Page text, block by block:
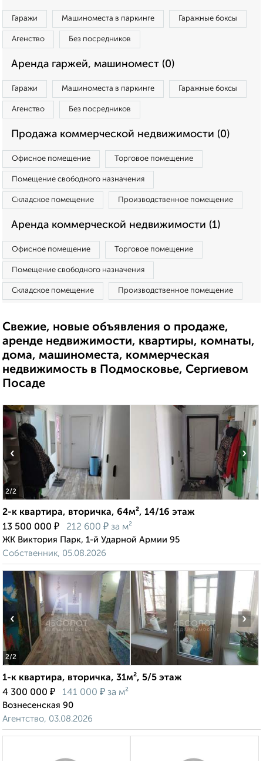
Гаражи Машиноместа в паркинге Гаражные боксы
Агенство Без посредников
Аренда гаржей, машиномест (0)
Гаражи Машиноместа в паркинге Гаражные боксы
Агенство Без посредников
Продажа коммерческой недвижимости (0)
Офисное помещение Торговое помещение
Помещение свободного назначения
Складское помещение Производственное помещение
Аренда коммерческой недвижимости (1)
Офисное помещение Торговое помещение
Помещение свободного назначения
Складское помещение Производственное помещение
Свежие, новые объявления о продаже,
аренде недвижимости, квартиры, комнаты,
дома, машиноместа, коммерческая
недвижимость в Подмосковье, Сергиевом
Посаде
2/2
‹ ›
2-к квартира, вторичка, 64м², 14/16 этаж
13 500 000 ₽ 212 600 ₽ за м²
ЖК Виктория Парк, 1-й Ударной Армии 95
Собственник, 05.08.2026
2/2
‹ ›
1-к квартира, вторичка, 31м², 5/5 этаж
4 300 000 ₽ 141 000 ₽ за м²
Вознесенская 90
Агентство, 03.08.2026